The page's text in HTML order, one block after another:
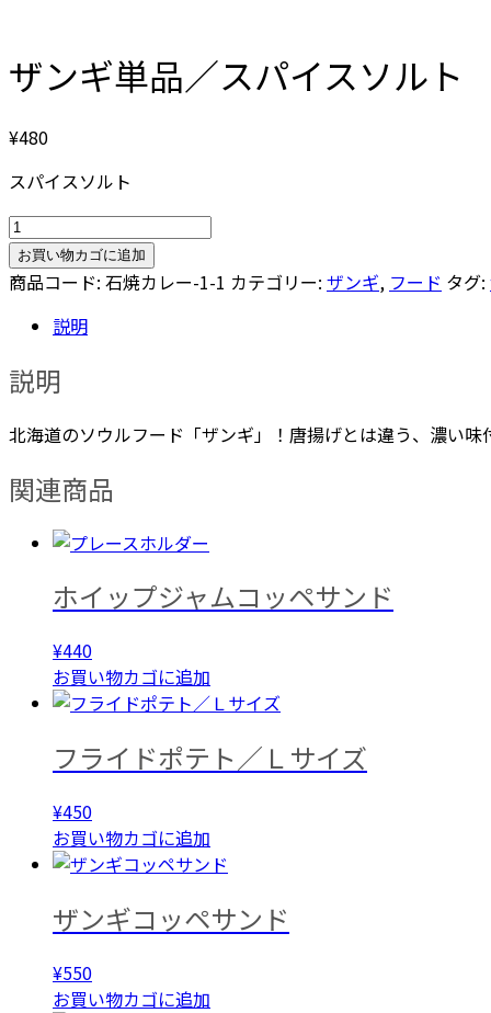
ザンギ単品／スパイスソルト
¥480
スパイスソルト
ザ
ン
ギ
ス
イ
ソ
お買い物カゴに追加
商品コード: 石焼カレー-1-1 カテゴリー: ザンギ, フード タグ:
説明
説明
北海道のソウルフード「ザンギ」！唐揚げとは違う、濃い味
関連商品
ホイップジャムコッペサンド
¥440
お買い物カゴに追加
フライドポテト／Ｌサイズ
¥450
お買い物カゴに追加
ザンギコッペサンド
¥550
お買い物カゴに追加